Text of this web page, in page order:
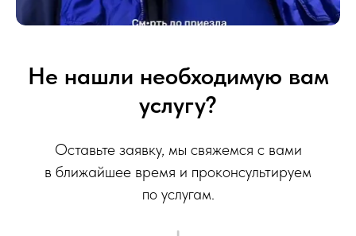
Не нашли необходимую вам
услугу?
Оставьте заявку, мы свяжемся с вами
в ближайшее время и проконсультируем
по услугам.